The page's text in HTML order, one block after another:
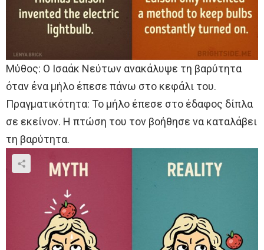
Μύθος: Ο Ισαάκ Νεύτων ανακάλυψε τη βαρύτητα
όταν ένα μήλο έπεσε πάνω στο κεφάλι του.
Πραγματικότητα: Το μήλο έπεσε στο έδαφος δίπλα
σε εκείνον. Η πτώση του τον βοήθησε να καταλάβει
τη βαρύτητα.